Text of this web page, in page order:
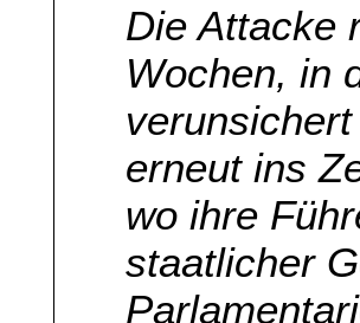
Die Attacke
Wochen, in
erneut ins
wo ihre
staatlicher